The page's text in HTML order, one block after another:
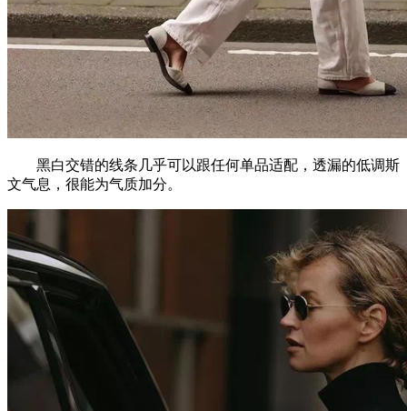
黑白交错的线条几乎可以跟任何单品适配，透漏的低调斯
文气息，很能为气质加分。